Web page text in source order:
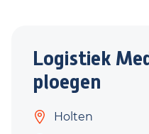
Logistiek
ploegen
Holten